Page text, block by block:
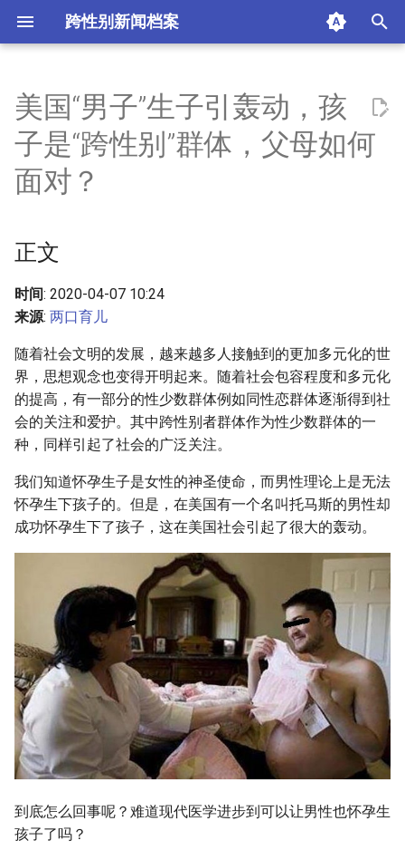
跨性别新闻档案
i
i
z
i
n
g
s
e
正文
一、帮助孩子度过困惑的时期
三、不压抑孩子的天性
四、帮助孩子建立应对机制和
寻求他人帮助
五、对孩子无条件的爱
摘要与附加信息
附加信息 [Processed Page
Metadata]
美国“男子”生子引轰动，孩
子是“跨性别”群体，父母如何
面对？
正文
时间: 2020-04-07 10:24
来源: 两口育儿
随着社会文明的发展，越来越多人接触到的更加多元化的世
界，思想观念也变得开明起来。随着社会包容程度和多元化
的提高，有一部分的性少数群体例如同性恋群体逐渐得到社
会的关注和爱护。其中跨性别者群体作为性少数群体的一
种，同样引起了社会的广泛关注。
我们知道怀孕生子是女性的神圣使命，而男性理论上是无法
怀孕生下孩子的。但是，在美国有一个名叫托马斯的男性却
成功怀孕生下了孩子，这在美国社会引起了很大的轰动。
到底怎么回事呢？难道现代医学进步到可以让男性也怀孕生
孩子了吗？